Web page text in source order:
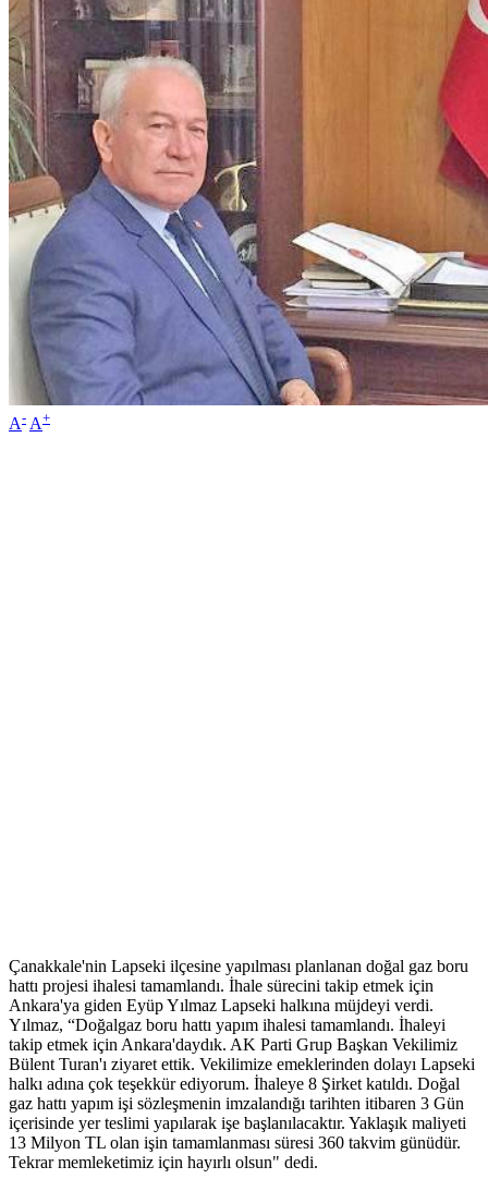
A- A+
Çanakkale'nin Lapseki ilçesine yapılması planlanan doğal gaz boru
hattı projesi ihalesi tamamlandı. İhale sürecini takip etmek için
Ankara'ya giden Eyüp Yılmaz Lapseki halkına müjdeyi verdi.
Yılmaz, “Doğalgaz boru hattı yapım ihalesi tamamlandı. İhaleyi
takip etmek için Ankara'daydık. AK Parti Grup Başkan Vekilimiz
Bülent Turan'ı ziyaret ettik. Vekilimize emeklerinden dolayı Lapseki
halkı adına çok teşekkür ediyorum. İhaleye 8 Şirket katıldı. Doğal
gaz hattı yapım işi sözleşmenin imzalandığı tarihten itibaren 3 Gün
içerisinde yer teslimi yapılarak işe başlanılacaktır. Yaklaşık maliyeti
13 Milyon TL olan işin tamamlanması süresi 360 takvim günüdür.
Tekrar memleketimiz için hayırlı olsun" dedi.